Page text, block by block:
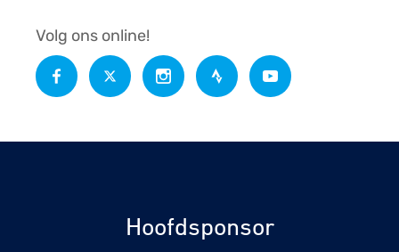
Volg ons online!
Hoofdsponsor